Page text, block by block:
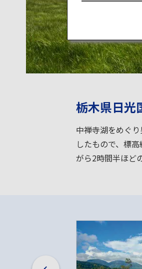
栃木県日光
中禅寺湖をめぐ
したもので、標
がら2時間半ほど